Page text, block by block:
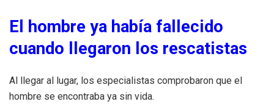
El hombre ya había fallecido
cuando llegaron los rescatistas
Al llegar al lugar, los especialistas comprobaron que el
hombre se encontraba ya sin vida.